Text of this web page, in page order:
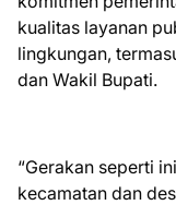
kualitas layanan
lingkungan,
dan Wakil Bupati.
“Gerakan seperti
kecamatan dan